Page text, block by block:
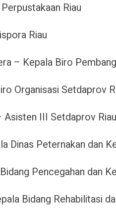
Riau
Riau
– Kepala Biro
Organisasi Setdaprov
III Setdaprov Riau
Dinas Peternakan dan
Pencegahan dan
Bidang Rehabilitasi